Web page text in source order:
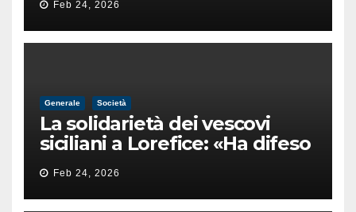
male
Feb 24, 2026
Generale Società
La solidarietà dei vescovi
siciliani a Lorefice: «Ha difeso
il valore e la dignità
dell’umanità»
Feb 24, 2026